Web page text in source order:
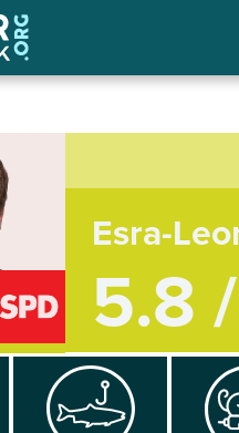
Esra-
5.8